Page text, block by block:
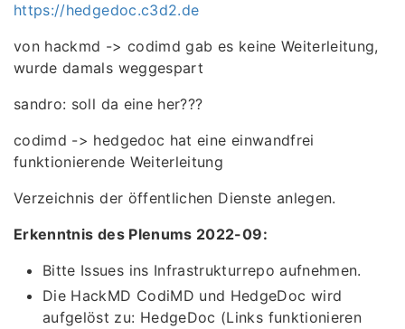
https://hedgedoc.c3d2.de
von hackmd -> codimd gab es keine Weiterleitung,
wurde damals weggespart
sandro: soll da eine her???
codimd -> hedgedoc hat eine einwandfrei
funktionierende Weiterleitung
Verzeichnis der öffentlichen Dienste anlegen.
Erkenntnis des Plenums 2022-09:
Bitte Issues ins Infrastrukturrepo aufnehmen.
Die HackMD CodiMD und HedgeDoc wird
aufgelöst zu: HedgeDoc (Links funktionieren